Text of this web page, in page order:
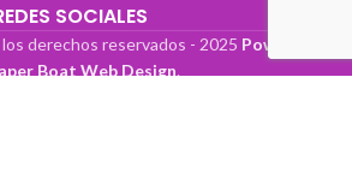
SOCIALES
derechos reservados - 2025 Powered by
Boat Web Design.